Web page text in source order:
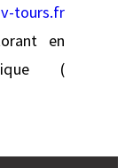
tours.fr
en
(